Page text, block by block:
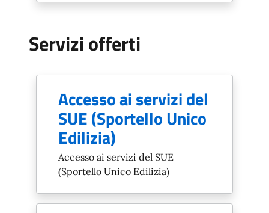
Servizi offerti
Accesso ai servizi del
SUE (Sportello Unico
Edilizia)
Accesso ai servizi del SUE
(Sportello Unico Edilizia)